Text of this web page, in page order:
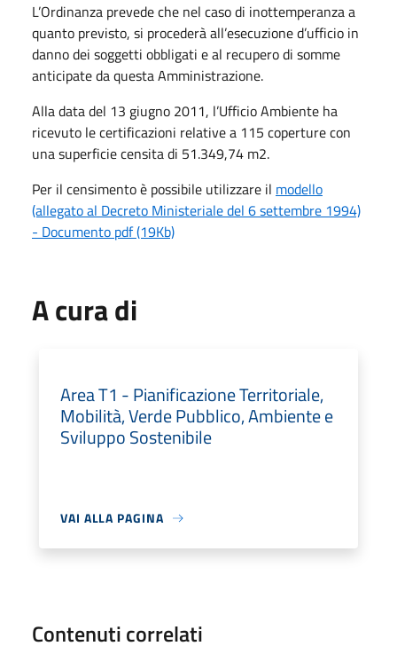
L’Ordinanza prevede che nel caso di inottemperanza a
quanto previsto, si procederà all’esecuzione d’ufficio in
danno dei soggetti obbligati e al recupero di somme
anticipate da questa Amministrazione.
Alla data del 13 giugno 2011, l’Ufficio Ambiente ha
ricevuto le certificazioni relative a 115 coperture con
una superficie censita di 51.349,74 m2.
Per il censimento è possibile utilizzare il modello
(allegato al Decreto Ministeriale del 6 settembre 1994)
- Documento pdf (19Kb)
A cura di
Area T1 - Pianificazione Territoriale,
Mobilità, Verde Pubblico, Ambiente e
Sviluppo Sostenibile
VAI ALLA PAGINA
Contenuti correlati